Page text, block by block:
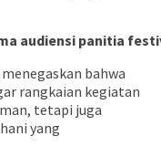
audiensi panitia
bahwa
rangkaian kegiatan
tetapi juga
yang